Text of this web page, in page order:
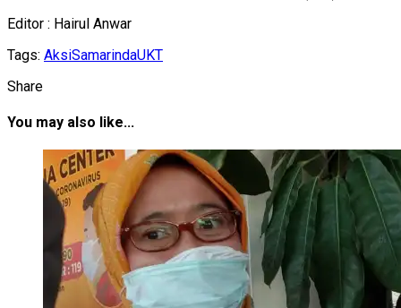
Editor : Hairul Anwar
Tags: AksiSamarindaUKT
Share
You may also like...